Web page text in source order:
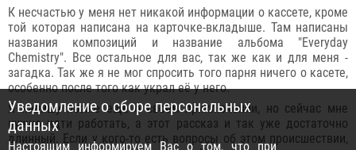
К несчастью у меня нет никакой информации о кассете, кроме
той которая написана на карточке-вкладыше. Там написаны
названия композиций и название альбома "Everyday
Chemistry". Все остальное для вас, так же как и для меня -
загадка. Так же я не мог спросить того парня ничего о касете,
особенно после того как украл её у него.
Я напишу позже еще о своем приключении, но сейчас мне
нужно идти работать, а этот рассказ и так уже достаточно
длинный. Если у кого-то есть вопросы об этом происшествии,
Уведомление о сборе персональных
данных
Настоящим информируем Вас о том, что при